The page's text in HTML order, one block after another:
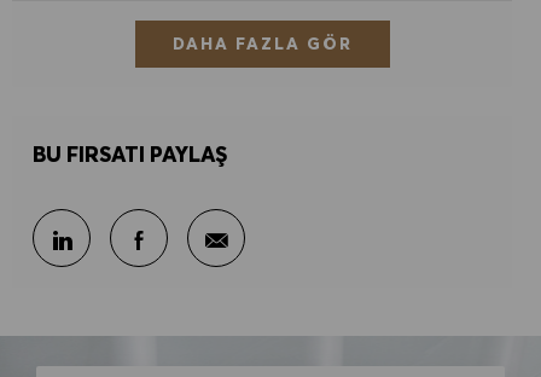
DAHA FAZLA GÖR
BU FIRSATI PAYLAŞ
LinkedIn ile paylaş
Facebook ile paylaş
E-posta ile paylaş